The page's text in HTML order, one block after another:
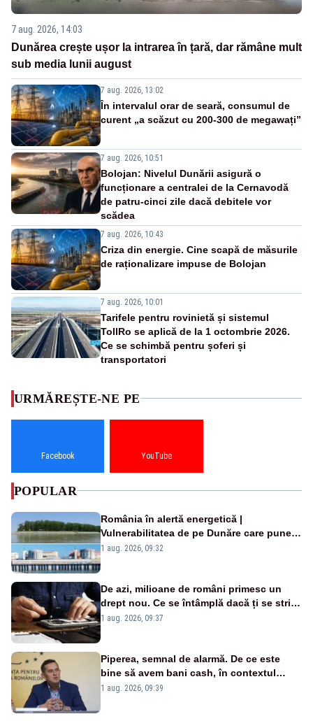
7 aug. 2026, 14:03
Dunărea crește ușor la intrarea în țară, dar rămâne mult
sub media lunii august
7 aug. 2026, 13:02
În intervalul orar de seară, consumul de
curent „a scăzut cu 200-300 de megawați”
7 aug. 2026, 10:51
Bolojan: Nivelul Dunării asigură o
funcționare a centralei de la Cernavodă
de patru-cinci zile dacă debitele vor
scădea
7 aug. 2026, 10:43
Criza din energie. Cine scapă de măsurile
de raționalizare impuse de Bolojan
7 aug. 2026, 10:01
Tarifele pentru rovinietă și sistemul
TollRo se aplică de la 1 octombrie 2026.
Ce se schimbă pentru șoferi și
transportatori
URMĂREȘTE-NE PE
Facebook YouTube
POPULAR
România în alertă energetică |
Vulnerabilitatea de pe Dunăre care pune
în pericol Centrala Cernavodă era
1 aug. 2026, 09:32
De azi, milioane de români primesc un
drept nou. Ce se întâmplă dacă ți se strică
un produs
1 aug. 2026, 09:37
Piperea, semnal de alarmă. De ce este
bine să avem bani cash, în contextul
alertei energetice?
1 aug. 2026, 09:39